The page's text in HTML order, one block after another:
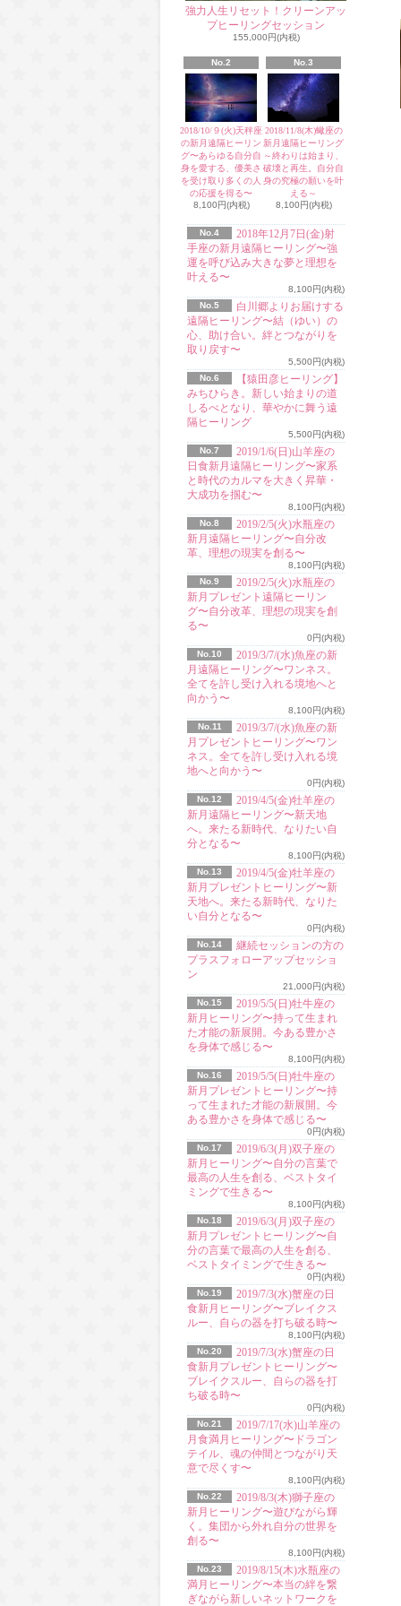
強力人生リセット！クリーンアッ
プヒーリングセッション
155,000円(内税)
No.2
2018/10/９(火)天秤座
の新月遠隔ヒーリン
グ〜あらゆる自分自
身を愛する、優美さ
を受け取り多くの人
の応援を得る〜
8,100円(内税)
No.3
2018/11/8(木)蠍座の
新月遠隔ヒーリング
～終わりは始まり、
破壊と再生。自分自
身の究極の願いを叶
える～
8,100円(内税)
No.4
2018年12月7日(金)射
手座の新月遠隔ヒーリング〜強
運を呼び込み大きな夢と理想を
叶える〜
8,100円(内税)
No.5
白川郷よりお届けする
遠隔ヒーリング〜結（ゆい）の
心、助け合い。絆とつながりを
取り戻す〜
5,500円(内税)
No.6
【猿田彦ヒーリング】
みちひらき。新しい始まりの道
しるべとなり、華やかに舞う遠
隔ヒーリング
5,500円(内税)
No.7
2019/1/6(日)山羊座の
日食新月遠隔ヒーリング〜家系
と時代のカルマを大きく昇華・
大成功を掴む〜
8,100円(内税)
No.8
2019/2/5(火)水瓶座の
新月遠隔ヒーリング〜自分改
革、理想の現実を創る〜
8,100円(内税)
No.9
2019/2/5(火)水瓶座の
新月プレゼント遠隔ヒーリン
グ〜自分改革、理想の現実を創
る〜
0円(内税)
No.10
2019/3/7/(水)魚座の新
月遠隔ヒーリング〜ワンネス。
全てを許し受け入れる境地へと
向かう〜
8,100円(内税)
No.11
2019/3/7/(水)魚座の新
月プレゼントヒーリング〜ワン
ネス。全てを許し受け入れる境
地へと向かう〜
0円(内税)
No.12
2019/4/5(金)牡羊座の
新月遠隔ヒーリング〜新天地
へ。来たる新時代、なりたい自
分となる〜
8,100円(内税)
No.13
2019/4/5(金)牡羊座の
新月プレゼントヒーリング〜新
天地へ。来たる新時代、なりた
い自分となる〜
0円(内税)
No.14
継続セッションの方の
プラスフォローアップセッショ
ン
21,000円(内税)
No.15
2019/5/5(日)牡牛座の
新月ヒーリング〜持って生まれ
た才能の新展開。今ある豊かさ
を身体で感じる〜
8,100円(内税)
No.16
2019/5/5(日)牡牛座の
新月プレゼントヒーリング〜持
って生まれた才能の新展開。今
ある豊かさを身体で感じる〜
0円(内税)
No.17
2019/6/3(月)双子座の
新月ヒーリング〜自分の言葉で
最高の人生を創る、ベストタイ
ミングで生きる〜
8,100円(内税)
No.18
2019/6/3(月)双子座の
新月プレゼントヒーリング〜自
分の言葉で最高の人生を創る、
ベストタイミングで生きる〜
0円(内税)
No.19
2019/7/3(水)蟹座の日
食新月ヒーリング〜ブレイクス
ルー、自らの器を打ち破る時〜
8,100円(内税)
No.20
2019/7/3(水)蟹座の日
食新月プレゼントヒーリング〜
ブレイクスルー、自らの器を打
ち破る時〜
0円(内税)
No.21
2019/7/17(水)山羊座の
月食満月ヒーリング〜ドラゴン
テイル、魂の仲間とつながり天
意で尽くす〜
8,100円(内税)
No.22
2019/8/3(木)獅子座の
新月ヒーリング〜遊びながら輝
く。集団から外れ自分の世界を
創る〜
8,100円(内税)
No.23
2019/8/15(木)水瓶座の
満月ヒーリング〜本当の絆を繋
ぎながら新しいネットワークを